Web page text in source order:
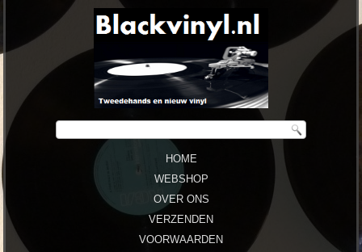
HOME
WEBSHOP
OVER ONS
VERZENDEN
VOORWAARDEN